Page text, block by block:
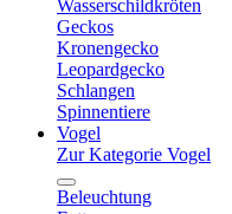
Wasserschildkröten
Geckos
Kronengecko
Leopardgecko
Schlangen
Spinnentiere
Vogel
Zur Kategorie Vogel
Beleuchtung